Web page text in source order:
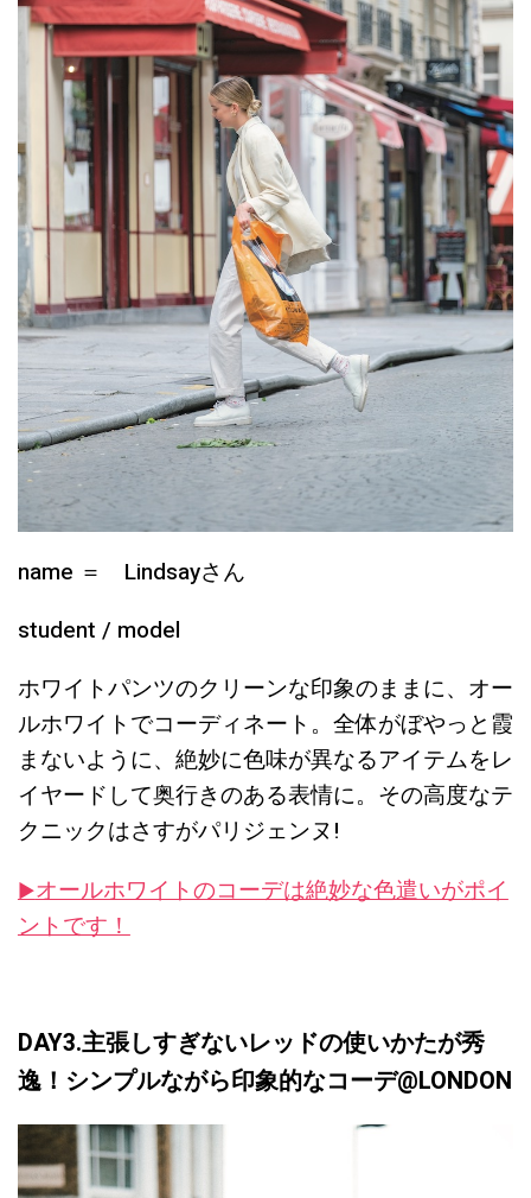
name ＝ Lindsayさん
student / model
ホワイトパンツのクリーンな印象のままに、オー
ルホワイトでコーディネート。全体がぼやっと霞
まないように、絶妙に色味が異なるアイテムをレ
イヤードして奥行きのある表情に。その高度なテ
クニックはさすがパリジェンヌ!
▶︎オールホワイトのコーデは絶妙な色遣いがポイ
ントです！
DAY3.主張しすぎないレッドの使いかたが秀
逸！シンプルながら印象的なコーデ@LONDON